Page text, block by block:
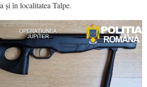
și în localitatea Talpe.